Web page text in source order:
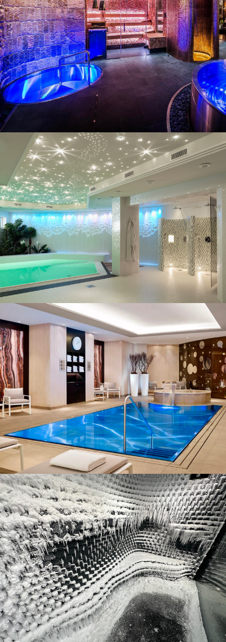
Exemples de projets
Exemples de projets
Exemples de projets
Exemples de projets